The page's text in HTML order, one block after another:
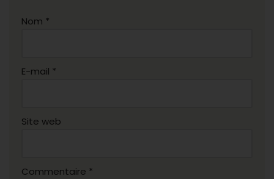
Nom *
E-mail *
Site web
Commentaire *
n
v